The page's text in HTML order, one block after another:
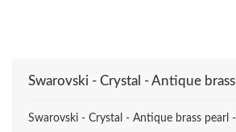
Swarovski - Crystal - Antique
Swarovski - Crystal - Antique brass pearl